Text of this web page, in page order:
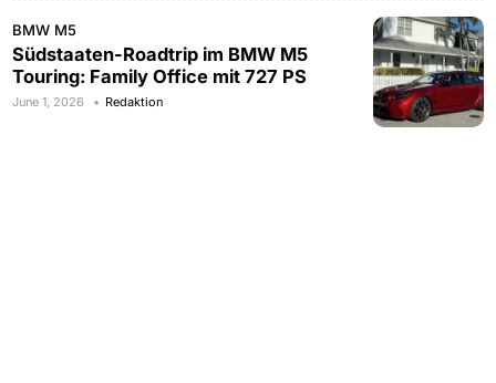
BMW M5
Südstaaten-Roadtrip im BMW M5
Touring: Family Office mit 727 PS
June 1, 2026 Redaktion